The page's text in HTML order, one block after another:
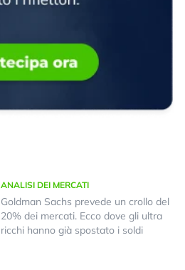
ANALISI DEI MERCATI
Goldman Sachs prevede un crollo del
20% dei mercati. Ecco dove gli ultra
ricchi hanno già spostato i soldi